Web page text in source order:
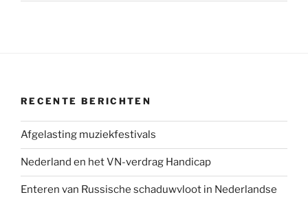
RECENTE BERICHTEN
Afgelasting muziekfestivals
Nederland en het VN-verdrag Handicap
Enteren van Russische schaduwvloot in Nederlandse